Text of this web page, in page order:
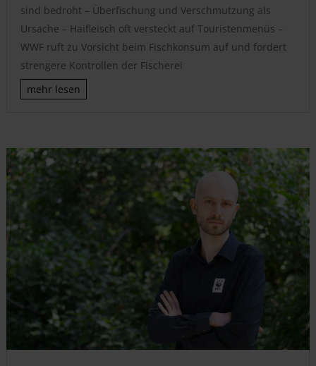
sind bedroht – Überfischung und Verschmutzung als
Ursache – Haifleisch oft versteckt auf Touristenmenüs –
WWF ruft zu Vorsicht beim Fischkonsum auf und fordert
strengere Kontrollen der Fischerei
mehr lesen